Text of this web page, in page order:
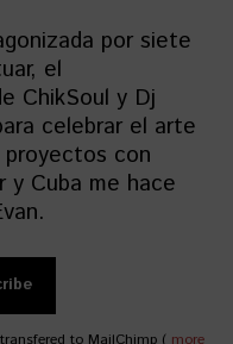
por siete
el
ChikSoul y Dj
celebrar el arte
con
y Cuba me hace
to MailChimp ( more